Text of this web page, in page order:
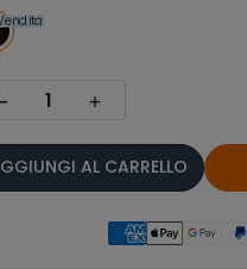
AL CARRELLO